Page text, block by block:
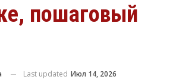
пошаговый
Last updated Июл 14, 2026